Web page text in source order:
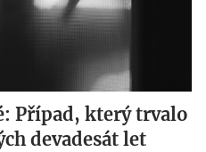
Případ, který trvalo
devadesát let